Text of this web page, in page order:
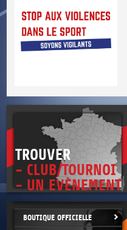
TROUVER
- CLUB/TOURNOI
- UN EVÈNEMENT
BOUTIQUE OFFICIELLE